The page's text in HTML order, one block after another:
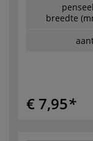
breedte
€ 7,95